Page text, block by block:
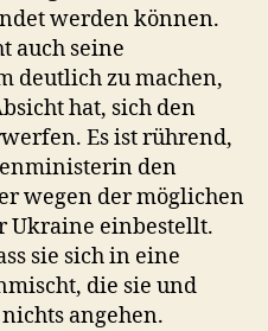
werden können.
auch seine
deutlich zu machen,
hat, sich den
Es ist rührend,
den
wegen der möglichen
Ukraine einbestellt.
sie sich in eine
die sie und
angehen.